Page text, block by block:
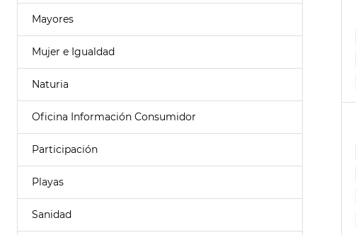
Mayores
Mujer e Igualdad
Naturia
Oficina Información Consumidor
Participación
Playas
Sanidad